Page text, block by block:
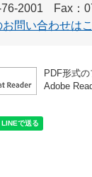
2001
Fax：
お問い合わせは
PDF形式
Adobe